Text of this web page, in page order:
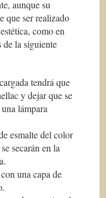
aunque su
que ser realizado
como en
de la siguiente
tendrá que
y dejar que se
lámpara
esmalte del color
secarán en la
una capa de